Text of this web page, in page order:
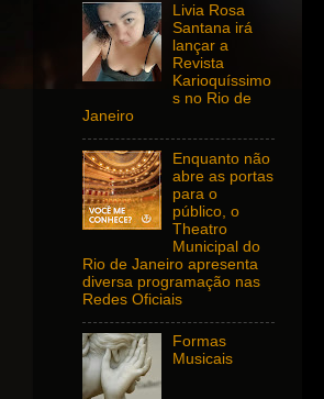
Livia Rosa
Santana irá
lançar a
Revista
Karioquíssimo
s no Rio de
Janeiro
Enquanto não
abre as portas
para o
público, o
Theatro
Municipal do
Rio de Janeiro apresenta
diversa programação nas
Redes Oficiais
Formas
Musicais